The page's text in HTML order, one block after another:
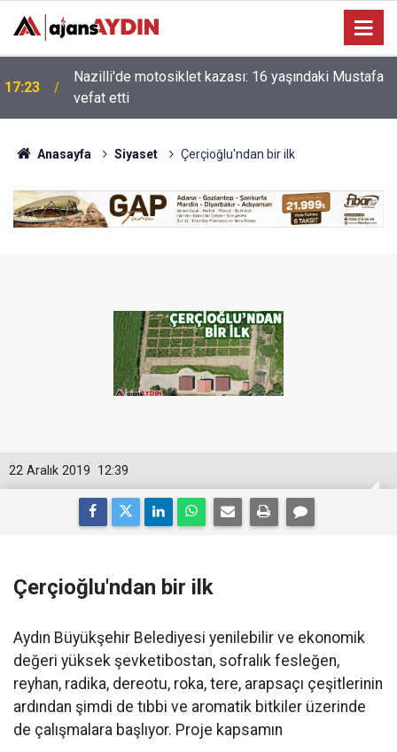
17:23
Nazilli'de motosiklet kazası: 16 yaşındaki Mustafa
vefat etti
Anasayfa Siyaset Çerçioğlu'ndan bir ilk
12:39
22 Aralık 2019
Çerçioğlu'ndan bir ilk
Aydın Büyükşehir Belediyesi yenilebilir ve ekonomik
değeri yüksek şevketibostan, sofralık fesleğen,
reyhan, radika, dereotu, roka, tere, arapsaçı çeşitlerinin
ardından şimdi de tıbbi ve aromatik bitkiler üzerinde
de çalışmalara başlıyor. Proje kapsamın